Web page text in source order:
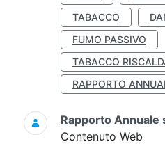
TABACCO
FUMO PASSIVO
TABACCO
RAPPORTO
Rapporto Annuale
Contenuto Web